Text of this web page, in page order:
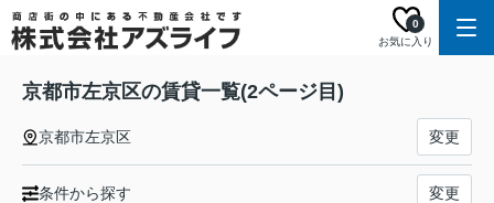
お気に入り
0
京都市左京区の賃貸一覧(2ページ目)
京都市左京区 変更
条件から探す 変更